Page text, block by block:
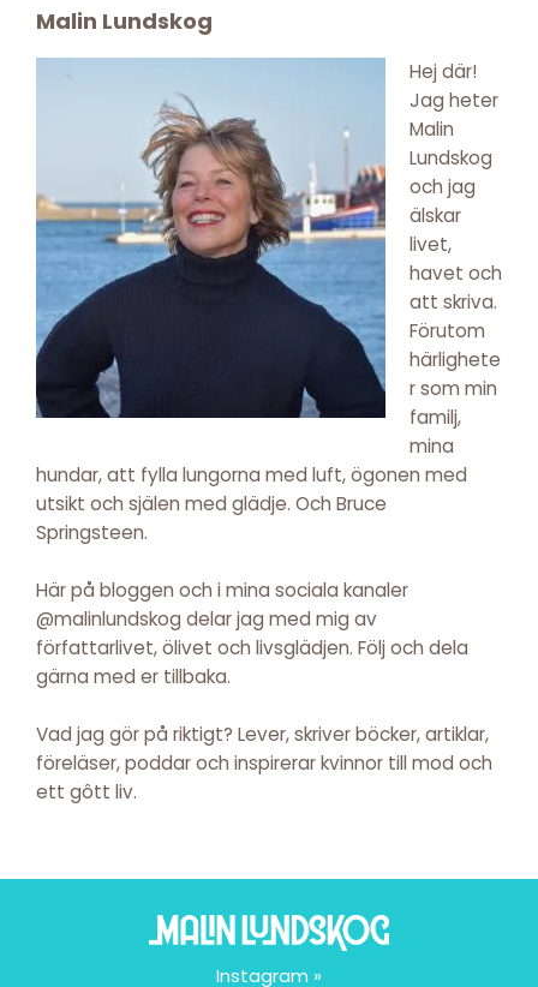
Footer
Malin Lundskog
Hej där!
Jag heter
Malin
Lundskog
och jag
älskar
livet,
havet och
att skriva.
Förutom
härlighete
r som min
familj,
mina
hundar, att fylla lungorna med luft, ögonen med
utsikt och själen med glädje. Och Bruce
Springsteen.
Här på bloggen och i mina sociala kanaler
@malinlundskog delar jag med mig av
författarlivet, ölivet och livsglädjen. Följ och dela
gärna med er tillbaka.
Vad jag gör på riktigt? Lever, skriver böcker, artiklar,
föreläser, poddar och inspirerar kvinnor till mod och
ett gôtt liv.
Instagram »